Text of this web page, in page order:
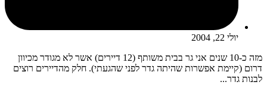
יולי 22, 2004
מזה כ-10 שנים אני גר בבית משותף (12 דיירים) אשר לא מגודר מכיוון
דרום (קיימת אפשרות שהיתה גדר לפני שהגעתי). חלק מהדיירים רוצים
לבנות גדר...